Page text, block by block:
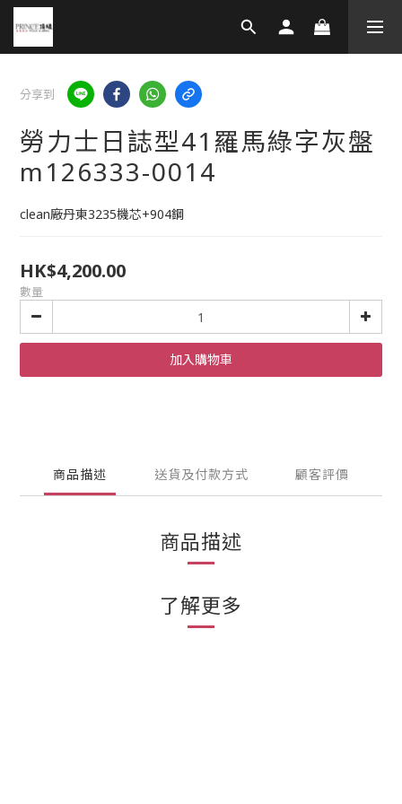
分享到
勞力士日誌型41羅馬綠字灰盤
m126333-0014
clean廠丹東3235機芯+904鋼
HK$4,200.00
數量
加入購物車
商品描述 送貨及付款方式 顧客評價
商品描述
了解更多